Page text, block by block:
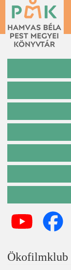
Ugrás
tartalomra
Katalógus
Ökofilmklub